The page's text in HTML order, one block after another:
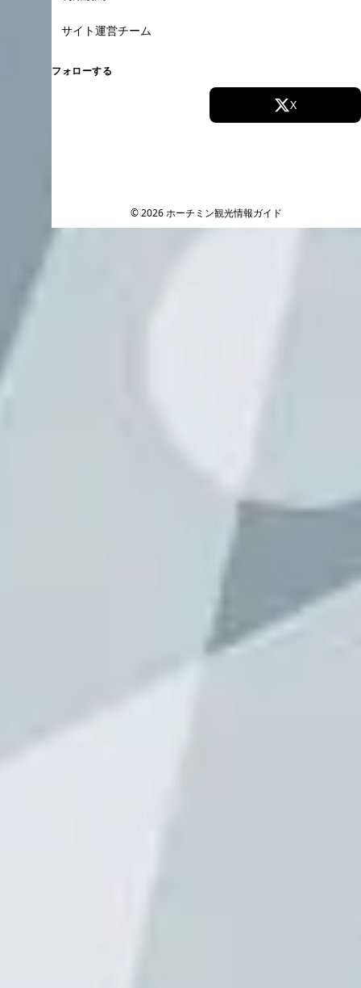
サイト運営チーム
フォローする
X
© 2026 ホーチミン観光情報ガイド